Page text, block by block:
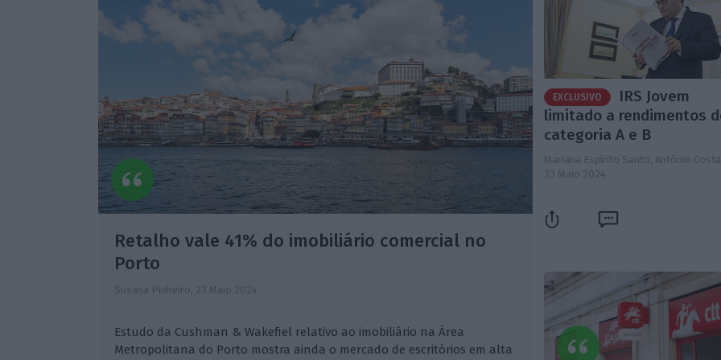
Retalho vale 41% do imobiliário comercial no
Porto
Susana Pinheiro, 23 Maio 2024
Estudo da Cushman & Wakefiel relativo ao imobiliário na Área
Metropolitana do Porto mostra ainda o mercado de escritórios em alta
EXCLUSIVO
IRS Jovem
limitado a rendimentos
categoria A e B
Mariana Espírito Santo, António
23 Maio 2024